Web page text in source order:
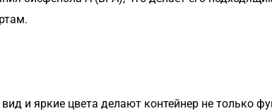
и яркие цвета делают контейнер не только